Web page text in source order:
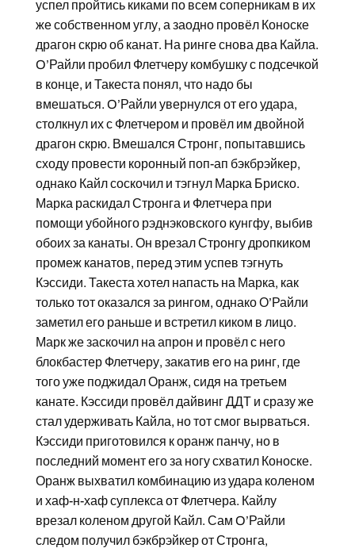
успел пройтись киками по всем соперникам в их
же собственном углу, а заодно провёл Коноске
драгон скрю об канат. На ринге снова два Кайла.
O’Райли пробил Флетчеру комбушку с подсечкой
в конце, и Такеста понял, что надо бы
вмешаться. O’Райли увернулся от его удара,
столкнул их с Флетчером и провёл им двойной
драгон скрю. Вмешался Стронг, попытавшись
сходу провести коронный поп-ап бэкбрэйкер,
однако Кайл соскочил и тэгнул Марка Бриско.
Марка раскидал Стронга и Флетчера при
помощи убойного рэднэковского кунгфу, выбив
обоих за канаты. Он врезал Стронгу дропкиком
промеж канатов, перед этим успев тэгнуть
Кэссиди. Такеста хотел напасть на Марка, как
только тот оказался за рингом, однако О’Райли
заметил его раньше и встретил киком в лицо.
Марк же заскочил на апрон и провёл с него
блокбастер Флетчеру, закатив его на ринг, где
того уже поджидал Оранж, сидя на третьем
канате. Кэссиди провёл дайвинг ДДТ и сразу же
стал удерживать Кайла, но тот смог вырваться.
Кэссиди приготовился к оранж панчу, но в
последний момент его за ногу схватил Коноске.
Оранж выхватил комбинацию из удара коленом
и хаф-н-хаф суплекса от Флетчера. Кайлу
врезал коленом другой Кайл. Сам O’Райли
следом получил бэкбрэйкер от Стронга,